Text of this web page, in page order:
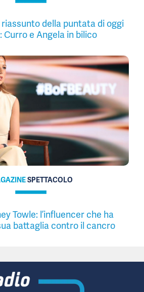
della puntata di oggi
Curro e Angela in bilico
SPETTACOLO
Towle: l’influencer che ha
battaglia contro il cancro